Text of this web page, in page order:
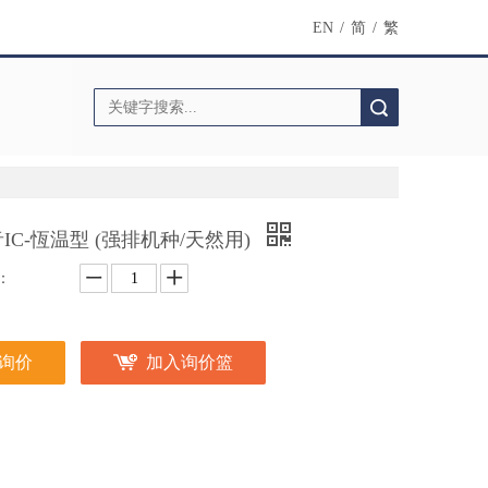
EN / 简 / 繁
IC-恆温型 (强排机种/天然用)
价 加入询价篮